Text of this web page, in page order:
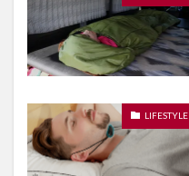
LIFESTYLE